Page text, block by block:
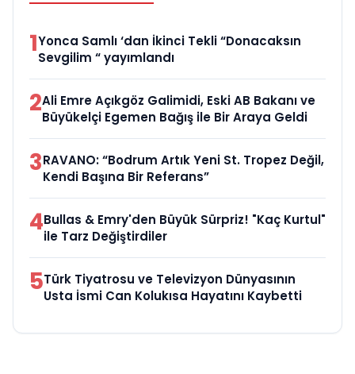
1Yonca Samlı ‘dan İkinci Tekli “Donacaksın
Sevgilim “ yayımlandı
2Ali Emre Açıkgöz Galimidi, Eski AB Bakanı ve
Büyükelçi Egemen Bağış ile Bir Araya Geldi
3RAVANO: “Bodrum Artık Yeni St. Tropez Değil,
Kendi Başına Bir Referans”
4Bullas & Emry'den Büyük Sürpriz! "Kaç Kurtul"
ile Tarz Değiştirdiler
5Türk Tiyatrosu ve Televizyon Dünyasının
Usta İsmi Can Kolukısa Hayatını Kaybetti